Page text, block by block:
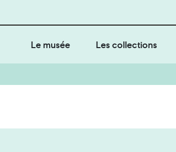
Le musée Les collections